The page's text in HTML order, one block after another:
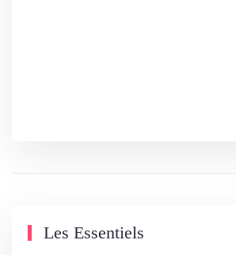
Les Essentiels